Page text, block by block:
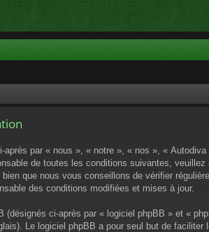
par « nous », « notre », « nos », «
de toutes les conditions suivantes,
que nous vous conseillons de vérifier
des conditions modifiées et mises à jour.
(désignés ci-après par « logiciel phpBB » et «
Le logiciel phpBB a pour seul but de